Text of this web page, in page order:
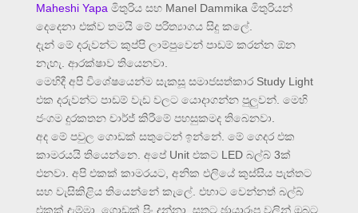
Maheshi Yapa මිතුරිය සහ Manel Dammika මිතුරියන්
දෙදෙනා එක්ව තමයි මේ පරිත්‍යාගය සිදු කලේ.
දැන් මේ දරුවන්ට කුප්පි ලාම්පුවෙන් පාඩම් කරන්න ඕන
නැහැ. ආරක්ෂාව තියෙනවා.
මෙහිදී අපි විශේෂයෙන්ම සැකසූ සමාජසත්කාර Study Light
එක දරුවන්ට පාඩම් වැඩ වලට යොදාගන්න පුලුවන්. මෙහි
ජංගම දුරකතන චාර්ජ් කිරීමේ පහසුකමද තිබෙනවා.
අද මේ පවුල ගොඩක් සතුටෙන් ඉන්නේ. මේ ගෙදර එක
කාමරයයි තියෙන්නෙ. අපේ Unit එකට LED බල්බ් 3ක්
එනවා. අපි එකක් කාමරයට, අනික එලියේ කුස්සිය පැත්තට
සහ වැසිකිළිය තියෙන්නේ කැලේ. එහාට වෙන්නත් බල්බ්
එකක් දැම්මා. ගොඩක් පිං දුන්නා. සතුට ඡායාරූප වලින් ඔබට